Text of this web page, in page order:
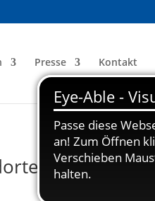
Presse Kontakt